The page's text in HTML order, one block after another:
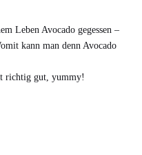
Leben Avocado gegessen –
kann man denn Avocado
richtig gut, yummy!